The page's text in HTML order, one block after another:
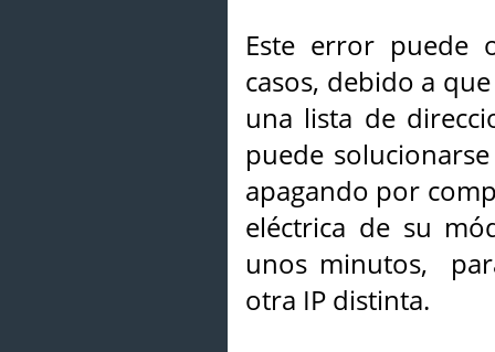
Este error puede
casos, debido a
una lista de
puede
apagando por
eléctrica de su
unos minutos,
otra IP distinta.